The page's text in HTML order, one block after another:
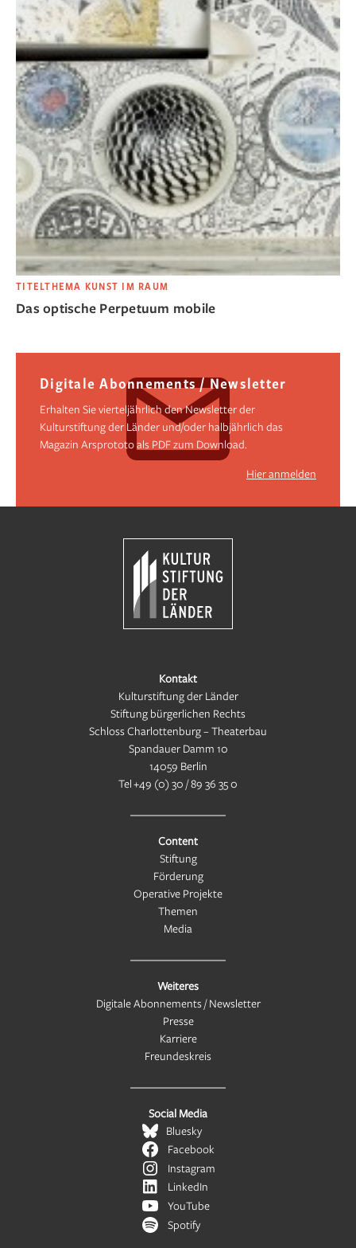
TITELTHEMA KUNST IM RAUM
Das optische Perpetuum mobile
Digitale Abonnements / Newsletter
Erhalten Sie vierteljährlich den Newsletter der
Kulturstiftung der Länder und/oder halbjährlich das
Magazin Arsprototo als PDF zum Download.
Hier anmelden
Kontakt
Kulturstiftung der Länder
Stiftung bürgerlichen Rechts
Schloss Charlottenburg – Theaterbau
Spandauer Damm 10
14059 Berlin
Tel+49 (0) 30 / 89 36 35 0
Content
Stiftung
Förderung
Operative Projekte
Themen
Media
Weiteres
Digitale Abonnements / Newsletter
Presse
Karriere
Freundeskreis
Social Media
Bluesky
Facebook
Instagram
LinkedIn
YouTube
Spotify